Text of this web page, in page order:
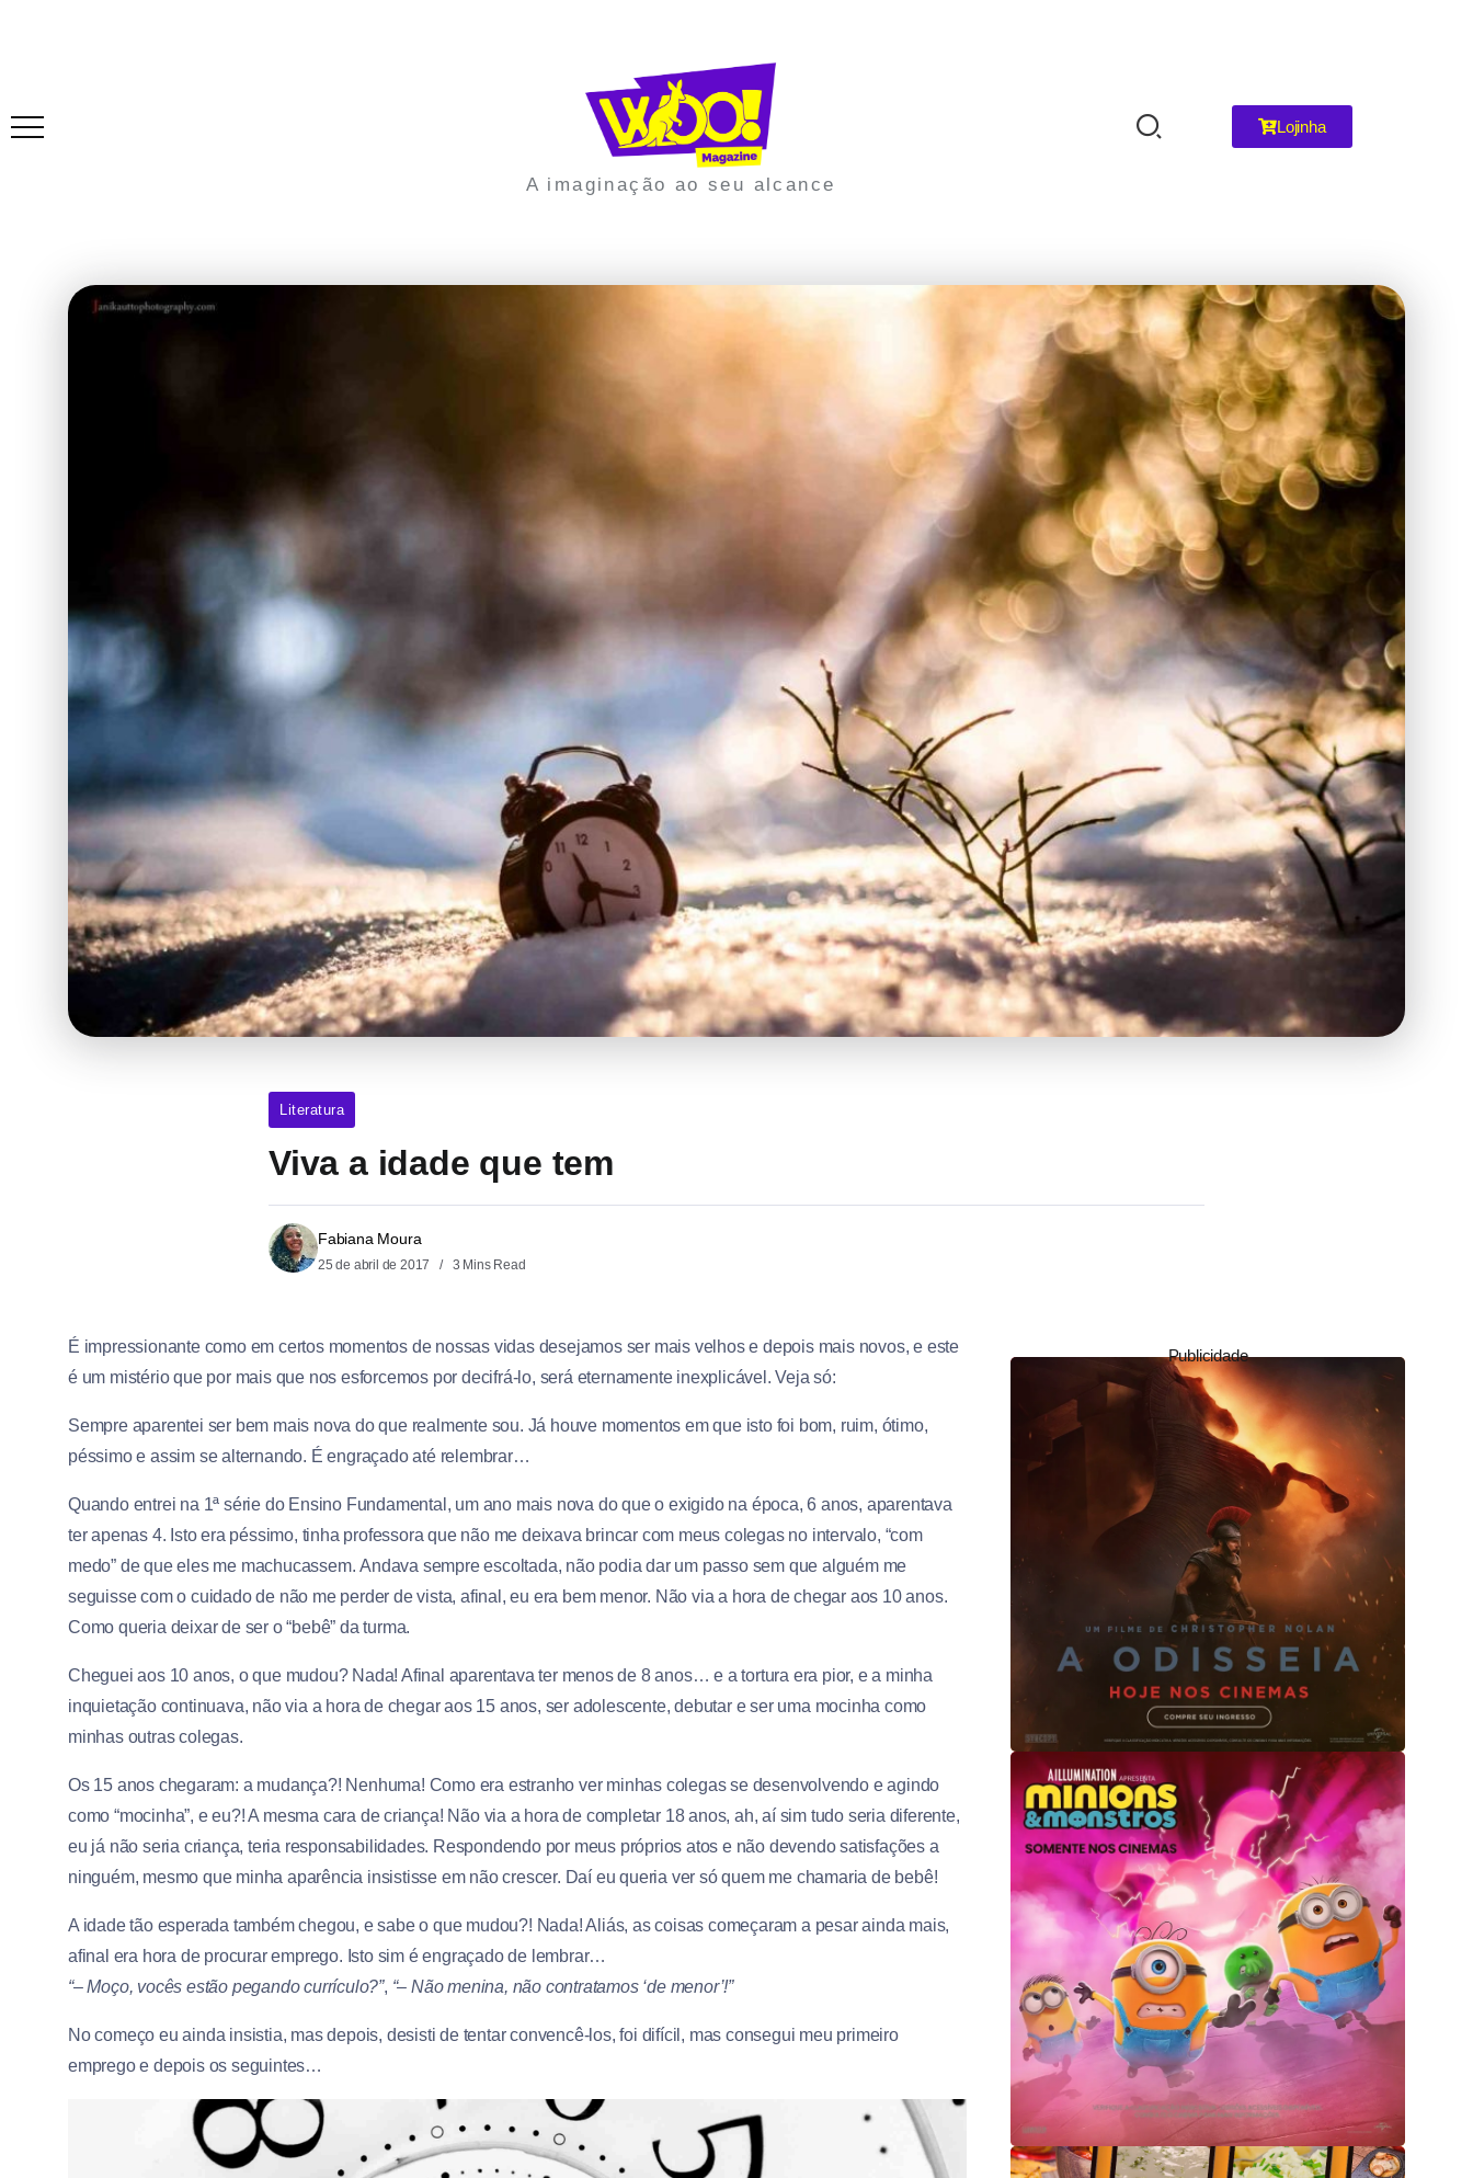
A imaginação ao seu alcance
Lojinha
Literatura
Viva a idade que tem
Fabiana Moura
25 de abril de 2017 3 Mins Read
É impressionante como em certos momentos de nossas vidas desejamos ser mais velhos e depois mais novos, e este
é um mistério que por mais que nos esforcemos por decifrá-lo, será eternamente inexplicável. Veja só:
Sempre aparentei ser bem mais nova do que realmente sou. Já houve momentos em que isto foi bom, ruim, ótimo,
péssimo e assim se alternando. É engraçado até relembrar…
Quando entrei na 1ª série do Ensino Fundamental, um ano mais nova do que o exigido na época, 6 anos, aparentava
ter apenas 4. Isto era péssimo, tinha professora que não me deixava brincar com meus colegas no intervalo, “com
medo” de que eles me machucassem. Andava sempre escoltada, não podia dar um passo sem que alguém me
seguisse com o cuidado de não me perder de vista, afinal, eu era bem menor. Não via a hora de chegar aos 10 anos.
Como queria deixar de ser o “bebê” da turma.
Cheguei aos 10 anos, o que mudou? Nada! Afinal aparentava ter menos de 8 anos… e a tortura era pior, e a minha
inquietação continuava, não via a hora de chegar aos 15 anos, ser adolescente, debutar e ser uma mocinha como
minhas outras colegas.
Os 15 anos chegaram: a mudança?! Nenhuma! Como era estranho ver minhas colegas se desenvolvendo e agindo
como “mocinha”, e eu?! A mesma cara de criança! Não via a hora de completar 18 anos, ah, aí sim tudo seria diferente,
eu já não seria criança, teria responsabilidades. Respondendo por meus próprios atos e não devendo satisfações a
ninguém, mesmo que minha aparência insistisse em não crescer. Daí eu queria ver só quem me chamaria de bebê!
A idade tão esperada também chegou, e sabe o que mudou?! Nada! Aliás, as coisas começaram a pesar ainda mais,
afinal era hora de procurar emprego. Isto sim é engraçado de lembrar…
“– Moço, vocês estão pegando currículo?”, “– Não menina, não contratamos ‘de menor’!”
No começo eu ainda insistia, mas depois, desisti de tentar convencê-los, foi difícil, mas consegui meu primeiro
emprego e depois os seguintes…
Publicidade